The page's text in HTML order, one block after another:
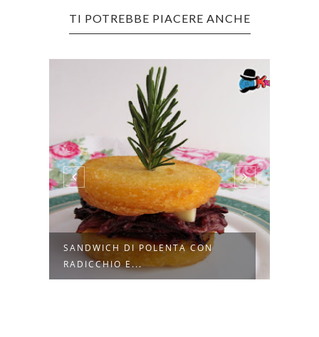
TI POTREBBE PIACERE ANCHE
SANDWICH DI POLENTA CON
RADICCHIO E...